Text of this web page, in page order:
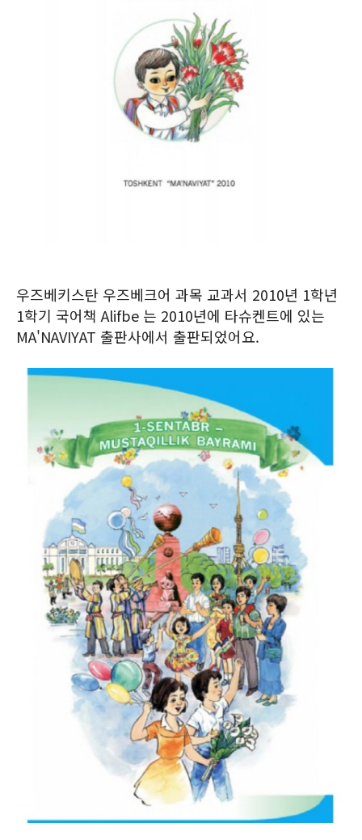
우즈베키스탄 우즈베크어 과목 교과서 2010년 1학년
1학기 국어책 Alifbe 는 2010년에 타슈켄트에 있는
MA'NAVIYAT 출판사에서 출판되었어요.